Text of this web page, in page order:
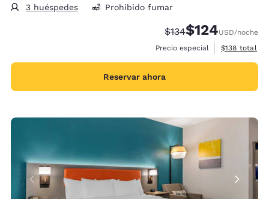
3 huéspedes Prohibido fumar
Precio tachado:
$134Precio con
$124USD/noche
Precio especial
Ver detalles
$138 total
Reservar ahora